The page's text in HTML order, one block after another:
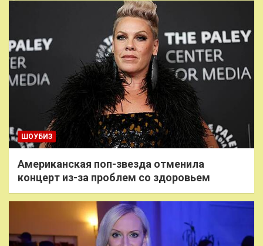
ШОУБИЗ
Американская поп-звезда отменила
концерт из-за проблем со здоровьем